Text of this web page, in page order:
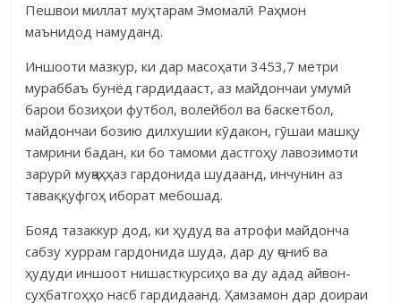
Пешвои миллат муҳтарам Эмомалӣ Раҳмон
маънидод намуданд.
Иншооти мазкур, ки дар масоҳати 3453,7 метри
мураббаъ бунёд гардидааст, аз майдончаи умумӣ
барои бозиҳои футбол, волейбол ва баскетбол,
майдончаи бозию дилхушии кӯдакон, гӯшаи машқу
тамрини бадан, ки бо тамоми дастгоҳу лавозимоти
зарурӣ муҷаҳҳаз гардонида шудаанд, инчунин аз
таваққуфгоҳ иборат мебошад.
Бояд тазаккур дод, ки ҳудуд ва атрофи майдонча
сабзу хуррам гардонида шуда, дар ду ҷониб ва
ҳудуди иншоот нишасткурсиҳо ва ду адад айвон-
суҳбатгоҳҳо насб гардидаанд. Ҳамзамон дар доираи